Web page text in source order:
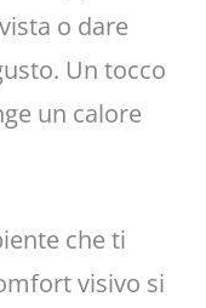
o dare
Un tocco
un calore
che ti
visivo si